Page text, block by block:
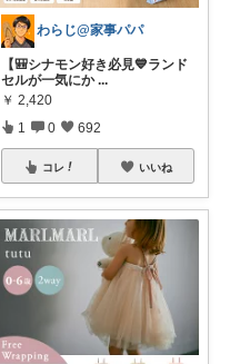
わらじ@家事パパ
【🎒シナモン好き必見💙ランド
セルが一気にか ...
￥ 2,420
1 0 692
コレ いいね